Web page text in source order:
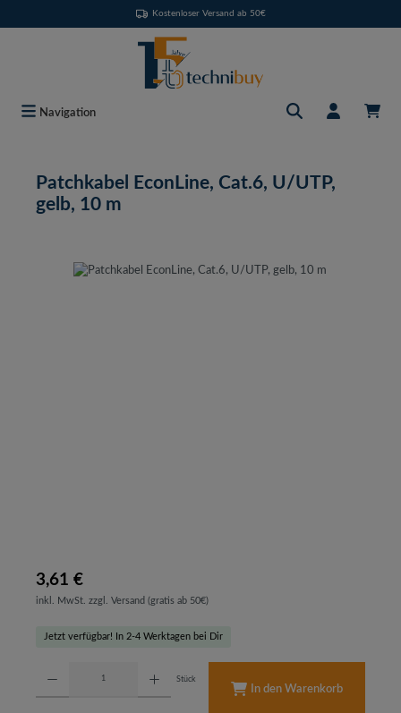
Kostenloser Versand ab 50€
Navigation
Patchkabel EconLine, Cat.6, U/UTP,
gelb, 10 m
Bildergalerie überspringen
3,61 €
inkl. MwSt. zzgl. Versand (gratis ab 50€)
Jetzt verfügbar! In 2-4 Werktagen bei Dir
Stück
In den Warenkorb